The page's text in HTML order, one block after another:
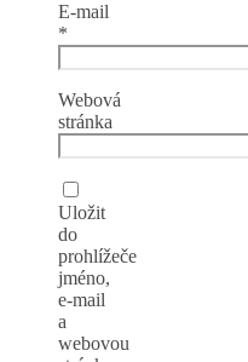
E-mail
*
Webová
stránka
Uložit
do
prohlížeče
jméno,
e-mail
a
webovou